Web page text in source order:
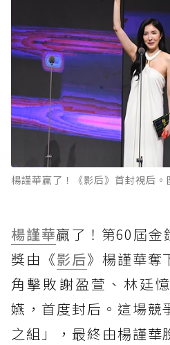
楊謹華贏了！《影后》首封視后
楊謹華贏了！第60屆金
獎由《影后》楊謹華奪
角擊敗謝盈萱、林廷
嬿，首度封后。這場競
之組」，最終由楊謹華